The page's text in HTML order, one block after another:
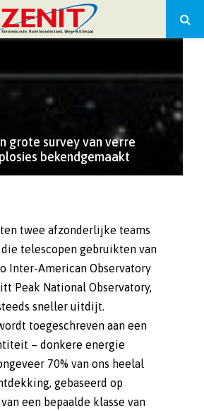
grote survey van verre
bekendgemaakt
twee afzonderlijke teams
telescopen gebruikten van
Inter-American Observatory
Peak National Observatory,
sneller uitdijt.
toegeschreven aan een
– donkere energie
70% van ons heelal
gebaseerd op
een bepaalde klasse van